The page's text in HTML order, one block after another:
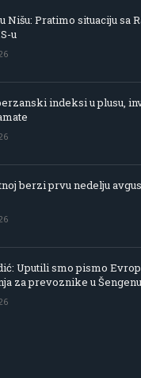
Nišu: Pratimo situaciju sa
u
indeksi u plusu,
berzi prvu nedelju
Uputili smo pismo
za prevoznike u Šengenu